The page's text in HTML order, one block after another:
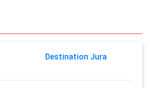
Destination Jura